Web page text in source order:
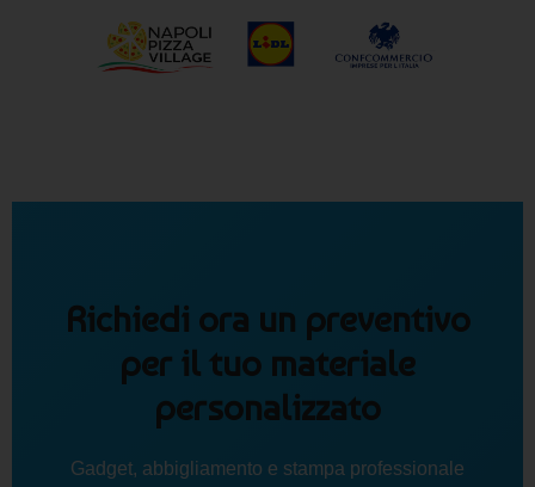
Richiedi ora un preventivo
per il tuo materiale
personalizzato
Gadget, abbigliamento e stampa professionale